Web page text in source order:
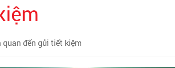
đến gửi tiết kiệm